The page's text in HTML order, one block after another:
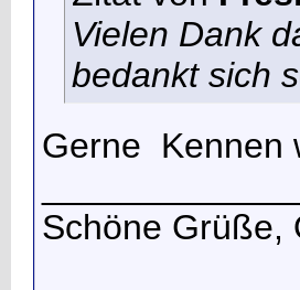
Vielen Dank
bedankt sich
Gerne Kennen
Schöne Grüße,